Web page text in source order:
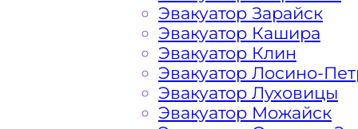
порадовать доступными ценами
На стоимость эвакуации
Эвакуатор Зарайск
Эвакуатор Кашира
Эвакуатор Клин
Эвакуатор Лосино-
Эвакуатор Луховицы
Эвакуатор Можайск